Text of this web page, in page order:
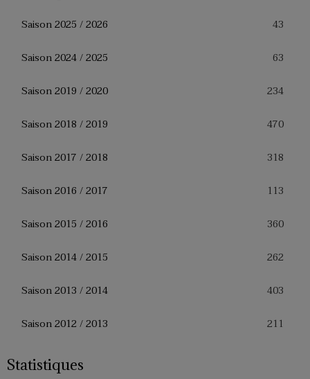
Saison 2025 / 2026 43
Saison 2024 / 2025 63
Saison 2019 / 2020 234
Saison 2018 / 2019 470
Saison 2017 / 2018 318
Saison 2016 / 2017 113
Saison 2015 / 2016 360
Saison 2014 / 2015 262
Saison 2013 / 2014 403
Saison 2012 / 2013 211
Statistiques